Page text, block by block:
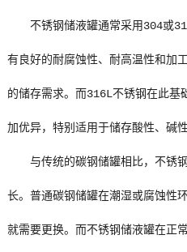
不锈钢储液罐通常采用304或
有良好的耐腐蚀性、耐高温性和加
的储存需求。而316L不锈钢在此基
加优异，特别适用于储存酸性、碱
与传统的碳钢储罐相比，不锈
长。普通碳钢储罐在潮湿或腐蚀性
就需要更换。而不锈钢储液罐在正